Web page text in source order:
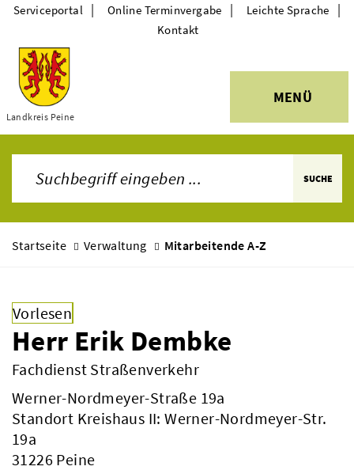
Themen
Landkreis Peine
MENÜ
Serviceportal | Online Terminvergabe | Leichte Sprache |
Kontakt
SUCHE
Startseite Verwaltung Mitarbeitende A-Z
Vorlesen
Herr Erik Dembke
Fachdienst Straßenverkehr
Werner-Nordmeyer-Straße 19a
Standort Kreishaus II: Werner-Nordmeyer-Str.
19a
31226 Peine